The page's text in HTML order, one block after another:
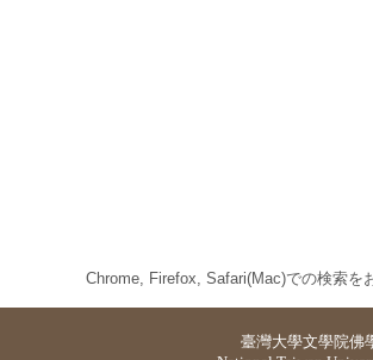
Chrome, Firefox, Safari(Mac)での検索を
臺灣大學文學院佛